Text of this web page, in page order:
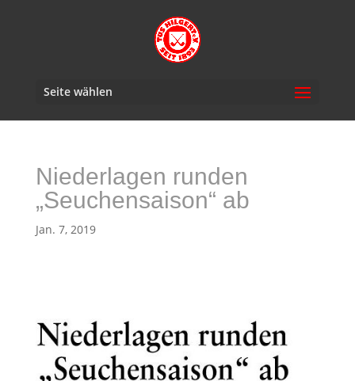
Seite wählen
Niederlagen runden
„Seuchensaison“ ab
Jan. 7, 2019